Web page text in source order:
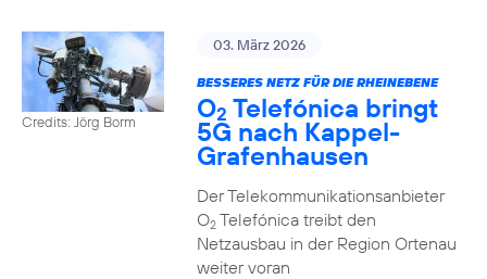
Credits: Jörg Borm
03. März 2026
BESSERES NETZ FÜR DIE RHEINEBENE
O2 Telefónica bringt
5G nach Kappel-
Grafenhausen
Der Telekommunikationsanbieter
O2Telefónica treibt den
Netzausbau in der Region Ortenau
weiter voran